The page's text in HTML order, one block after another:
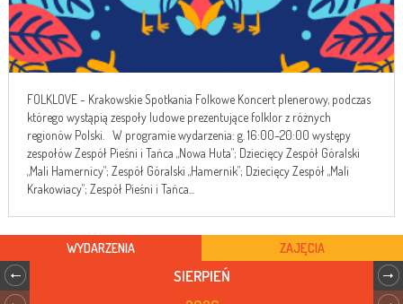
FOLKLOVE - Krakowskie Spotkania Folkowe Koncert plenerowy, podczas
którego wystąpią zespoły ludowe prezentujące folklor z różnych
regionów Polski. W programie wydarzenia: g. 16:00–20:00 występy
zespołów Zespół Pieśni i Tańca „Nowa Huta”; Dziecięcy Zespół Góralski
„Mali Hamernicy”; Zespół Góralski „Hamernik”; Dziecięcy Zespół „Mali
Krakowiacy”; Zespół Pieśni i Tańca...
WYDARZENIA ZAJĘCIA
SIERPIEŃ